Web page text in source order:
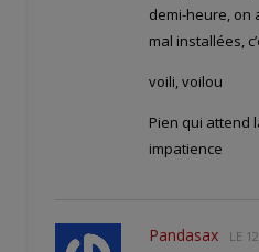
demi-heure, on
mal installées,
voili, voilou
Pien qui attend
impatience
Pandasax LE